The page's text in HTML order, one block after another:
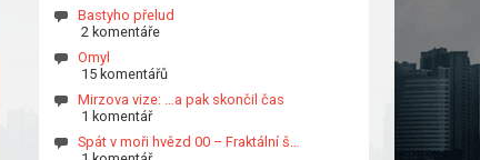
Bastyho přelud
2 komentáře
Omyl
15 komentářů
Mirzova vize: …a pak skončil čas
1 komentář
Spát v moři hvězd 00 – Fraktální š…